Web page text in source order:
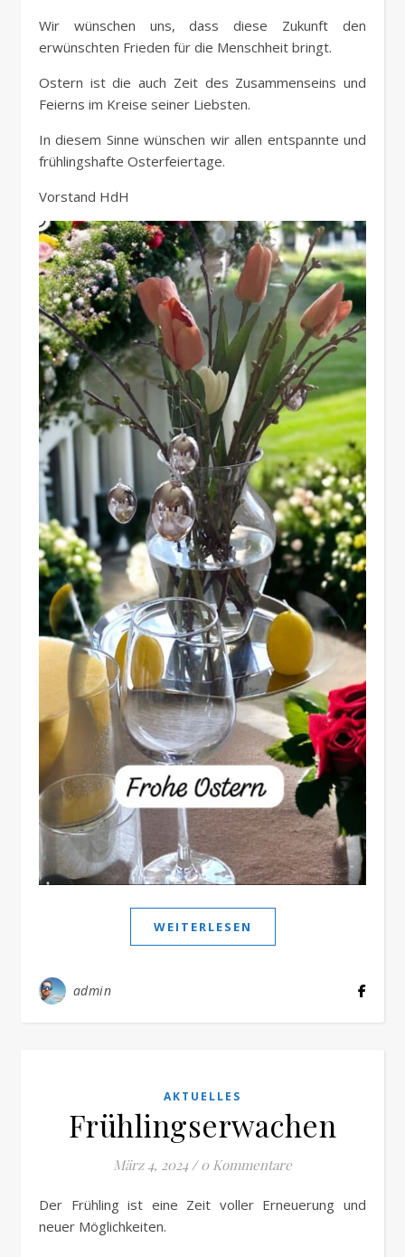
Wir wünschen uns, dass diese Zukunft den
erwünschten Frieden für die Menschheit bringt.
Ostern ist die auch Zeit des Zusammenseins und
Feierns im Kreise seiner Liebsten.
In diesem Sinne wünschen wir allen entspannte und
frühlingshafte Osterfeiertage.
Vorstand HdH
WEITERLESEN
admin
AKTUELLES
Frühlingserwachen
März 4, 2024 / 0 Kommentare
Der Frühling ist eine Zeit voller Erneuerung und
neuer Möglichkeiten.